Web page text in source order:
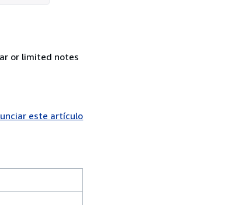
or limited notes
este artículo